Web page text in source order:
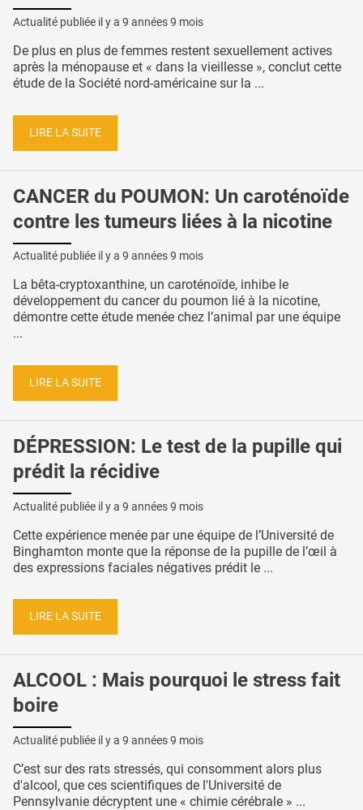
Actualité publiée il y a 9 années 9 mois
De plus en plus de femmes restent sexuellement actives
après la ménopause et « dans la vieillesse », conclut cette
étude de la Société nord-américaine sur la ...
LIRE LA SUITE
CANCER du POUMON: Un caroténoïde
contre les tumeurs liées à la nicotine
Actualité publiée il y a 9 années 9 mois
La bêta-cryptoxanthine, un caroténoïde, inhibe le
développement du cancer du poumon lié à la nicotine,
démontre cette étude menée chez l’animal par une équipe
...
LIRE LA SUITE
DÉPRESSION: Le test de la pupille qui
prédit la récidive
Actualité publiée il y a 9 années 9 mois
Cette expérience menée par une équipe de l’Université de
Binghamton monte que la réponse de la pupille de l’œil à
des expressions faciales négatives prédit le ...
LIRE LA SUITE
ALCOOL : Mais pourquoi le stress fait
boire
Actualité publiée il y a 9 années 9 mois
C’est sur des rats stressés, qui consomment alors plus
d'alcool, que ces scientifiques de l'Université de
Pennsylvanie décryptent une « chimie cérébrale » ...